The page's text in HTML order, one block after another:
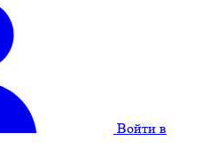
Войти в